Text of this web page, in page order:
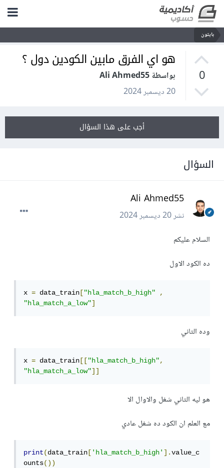
بايثون
0
هو اي الفرق مابين الكودين دول ؟
بواسطة Ali Ahmed55
20 ديسمبر 2024
أجب على هذا السؤال
السؤال
Ali Ahmed55
نشر20 ديسمبر 2024
السلام عليكم
ده الكود الاول
x = data_train ["hla_match_b_high"
,
"hla_match_a_low"]
وده التاني
x = data_train [["hla_match_b_high",
"hla_match_a_low"]]
هو ليه التاني شغل والاوال الا
مع العلم ان الكود ده شغل عادي
print(data_train ['hla_match_b_high'].value_c
ounts())